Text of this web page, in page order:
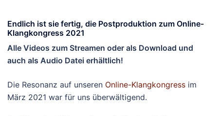
Endlich ist sie fertig, die Postproduktion zum Online-
Klangkongress 2021
Alle Videos zum Streamen oder als Download und
auch als Audio Datei erhältlich!
Die Resonanz auf unseren Online-Klangkongress im
März 2021 war für uns überwältigend.